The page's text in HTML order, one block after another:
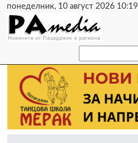
понеделник, 10 август 2026 10:19